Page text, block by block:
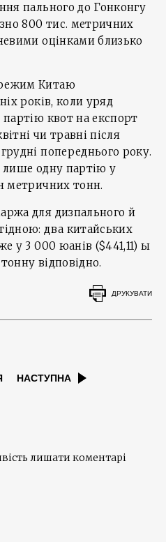
пального до Гонконгу
800 тис. метричних
оцінками близько
Китаю
років, коли уряд
партію квот на експорт
чи травні після
попереднього року.
лише одну партію у
метричних тонн.
для дизпального й
два китайських
у 3 000 юанів ($441,11) ы
відповідно.
ДРУКУВАТИ
НАСТУПНА
лишати коментарі